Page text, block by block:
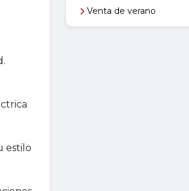
estilo
Venta de verano